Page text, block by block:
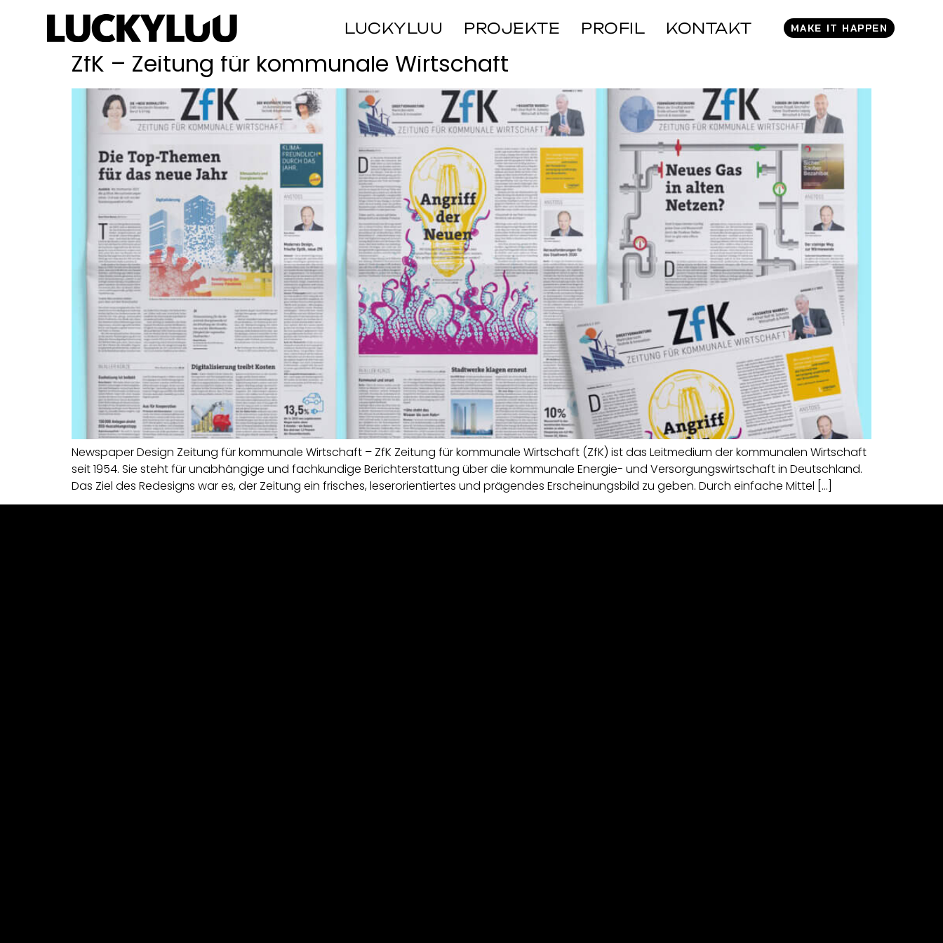
LUCKYLUU PROJEKTE PROFIL KONTAKT MAKE IT HAPPEN
Schlagwort:
ZfK – Zeitung für kommunale Wirtschaft
Newspaper Design Zeitung für kommunale Wirtschaft – ZfK Zeitung für kommunale Wirtschaft (ZfK) ist das Leitmedium der kommunalen Wirtschaft
seit 1954. Sie steht für unabhängige und fachkundige Berichterstattung über die kommunale Energie- und Versorgungswirtschaft in Deutschland.
Das Ziel des Redesigns war es, der Zeitung ein frisches, leserorientiertes und prägendes Erscheinungsbild zu geben. Durch einfache Mittel […]